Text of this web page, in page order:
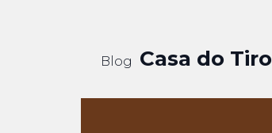
Blog Casa do Tiro